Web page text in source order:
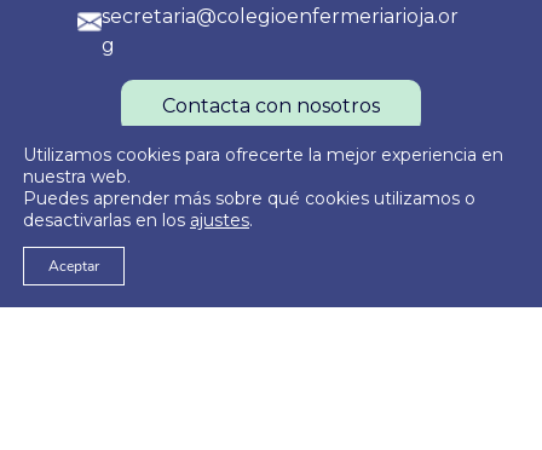
secretaria@colegioenfermeriarioja.or
g
Contacta con nosotros
© 2026
Política de Privacidad Política de Cookies
Utilizamos cookies para ofrecerte la mejor experiencia en
nuestra web.
Puedes aprender más sobre qué cookies utilizamos o
desactivarlas en los ajustes.
Aceptar